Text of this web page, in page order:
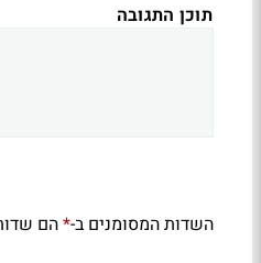
תוכן התגובה
השדות המסומנים ב-*הם